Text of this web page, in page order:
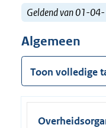
Geldend van 01-
Algemeen
Toon volledige